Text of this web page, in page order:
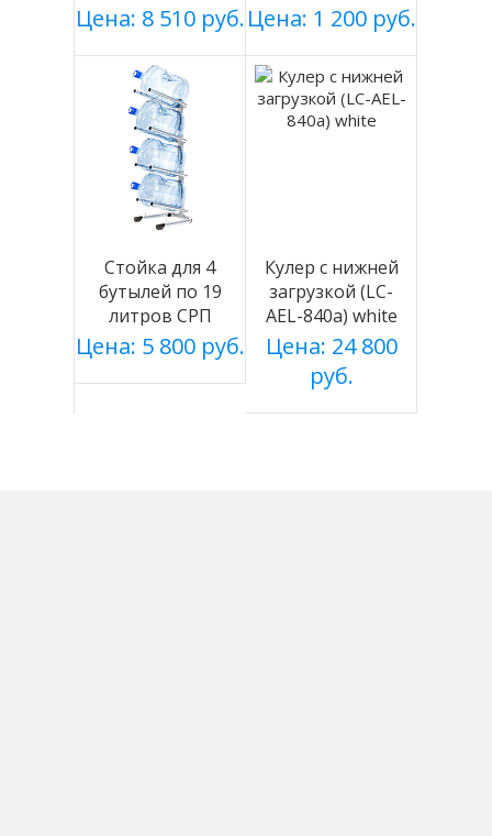
Цена: 8 510 руб.Цена: 1 200 руб.
Стойка для 4
бутылей по 19
литров СРП
серебро
Цена: 5 800 руб.
Кулер с нижней
загрузкой (LC-
AEL-840a) white
Цена: 24 800
руб.